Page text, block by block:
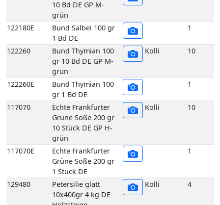
Bund Thymian 100
gr 1 Bd DE
117070
Echte Frankfurter
Grüne Soße 200 gr
10 Stück DE GP H-
grün
10
Echte Frankfurter
Grüne Soße 200 gr
1 Stück DE
129480
Petersilie glatt
10x400gr 4 kg DE
Holzsteige
Kolli 4
Petersilie glatt 10x500gr 5
kg DE Holzsteige
Petersilie glatt
20x200gr 4 kg DE
Holzsteige
Petersilie glatt